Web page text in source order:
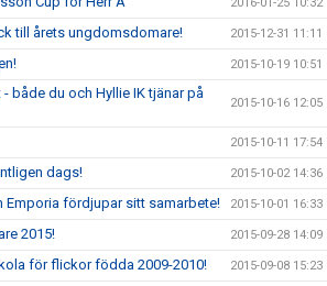
till årets ungdomsdomare! 2015-12-31 11:11
2015-10-19 10:51
både du och Hyllie IK tjänar på
2015-10-16 12:05
2015-10-11 17:54
dags! 2015-10-02 14:36
Emporia fördjupar sitt samarbete! 2015-10-01 16:33
2015! 2015-09-28 14:09
för flickor födda 2009-2010! 2015-09-08 15:23